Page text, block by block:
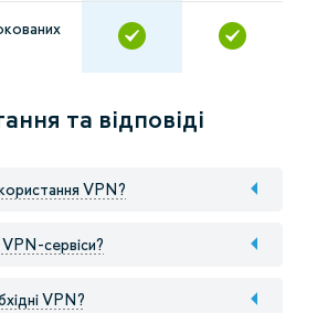
та відповіді
VPN?
сервіси?
VPN?